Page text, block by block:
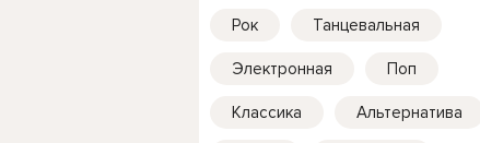
Рок Танцевальная
Электронная Поп
Классика Альтернатива